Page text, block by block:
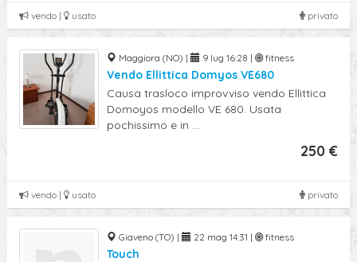
privato
vendo | usato
Maggiora (NO) | 9 lug 16:28 | fitness
Vendo Ellittica Domyos VE680
Causa trasloco improvviso vendo Ellittica
Domoyos modello VE 680. Usata
pochissimo e in ...
250 €
privato
vendo | usato
Giaveno (TO) | 22 mag 14:31 | fitness
Touch